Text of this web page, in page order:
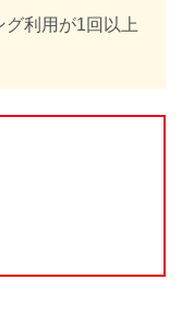
利用が1回以上